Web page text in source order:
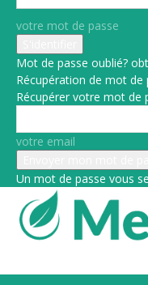
votre mot de passe
Mot de passe oublié?
Récupération de mot de
Récupérer votre mot de
votre email
Un mot de passe vous